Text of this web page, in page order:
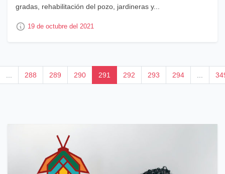
gradas, rehabilitación del pozo, jardineras y...
19 de octubre del 2021
... 288 289 290 291 292 293 294 ...